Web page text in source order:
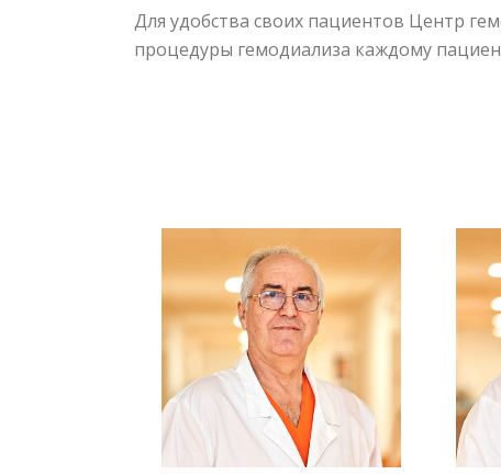
Для удобства своих пациентов Центр
процедуры гемодиализа каждому